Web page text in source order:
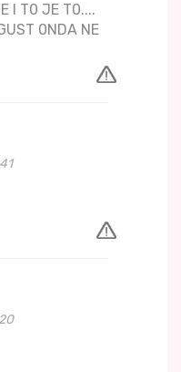
I T0 JE T0....
0NDA NE